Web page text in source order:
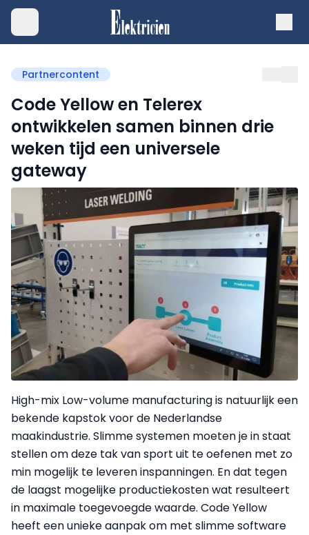
Partnercontent
Code Yellow en Telerex
ontwikkelen samen binnen drie
weken tijd een universele
gateway
High-mix Low-volume manufacturing is natuurlijk een
bekende kapstok voor de Nederlandse
maakindustrie. Slimme systemen moeten je in staat
stellen om deze tak van sport uit te oefenen met zo
min mogelijk te leveren inspanningen. En dat tegen
de laagst mogelijke productiekosten wat resulteert
in maximale toegevoegde waarde. Code Yellow
heeft een unieke aanpak om met slimme software